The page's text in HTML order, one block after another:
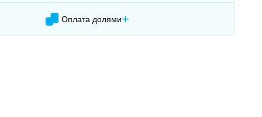
Оплата долями+